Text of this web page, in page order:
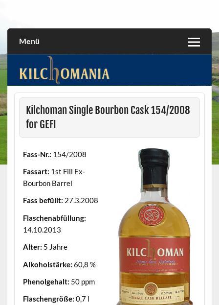
Menü
Kilchoman Single Bourbon Cask 154/2008
for GEFI
Fass-Nr.: 154/2008
Fassart: 1st Fill Ex-
Bourbon Barrel
Fass befüllt: 27.3.2008
Flaschenabfüllung:
14.10.2013
Alter: 5 Jahre
Alkoholstärke: 60,8 %
Phenolgehalt: 50 ppm
Flaschengröße: 0,7 l